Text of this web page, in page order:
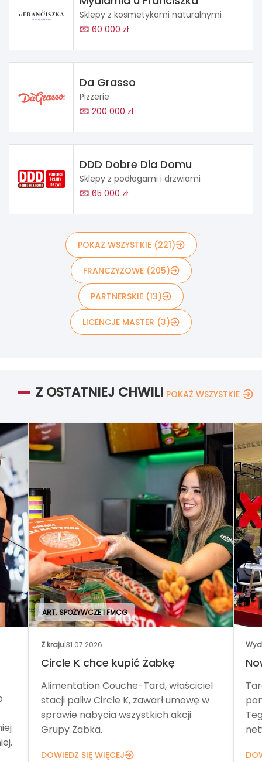
Sklepy z kosmetykami naturalnymi
60 000 zł
Da Grasso
Pizzerie
200 000 zł
DDD Dobre Dla Domu
Sklepy z podłogami i drzwiami
65 000 zł
POKAŻ WSZYSTKIE (221)
FRANCZYZOWE (205)
PARTNERSKIE (13)
LICENCJE MASTER (3)
Z OSTATNIEJ CHWILI POKAŻ WSZYSTKIE
ART. SPOŻYWCZE I FMCG
Z kraju|31.07.2026
Circle K chce kupić Żabkę
Alimentation Couche-Tard, właściciel
stacji paliw Circle K, zawarł umowę w
sprawie nabycia wszystkich akcji
Grupy Żabka.
DOWIEDZ SIĘ WIĘCEJ